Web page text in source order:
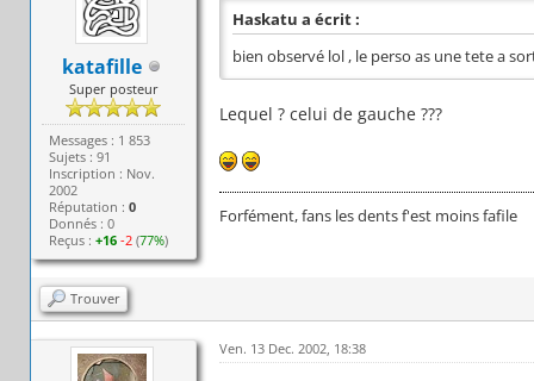
katafille
Super posteur
Messages : 1 853
Sujets : 91
Inscription : Nov.
2002
Réputation :0
Donnés : 0
Reçus :+16 -2 (77%)
Haskatu a écrit :
bien observé lol , le perso as une tete a
Lequel ? celui de gauche ???
Forfément, fans les dents f'est moins fafile
Trouver
Ven. 13 Dec. 2002, 18:38